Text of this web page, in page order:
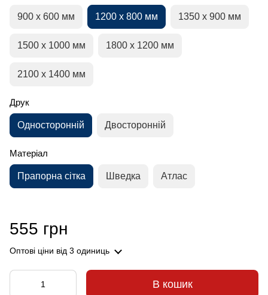
900 х 600 мм 1200 х 800 мм 1350 х 900 мм
1500 х 1000 мм 1800 х 1200 мм
2100 х 1400 мм
Друк
Односторонній Двосторонній
Матеріал
Прапорна сітка Шведка Атлас
555 грн
Оптові ціни від 3 одиниць
В кошик